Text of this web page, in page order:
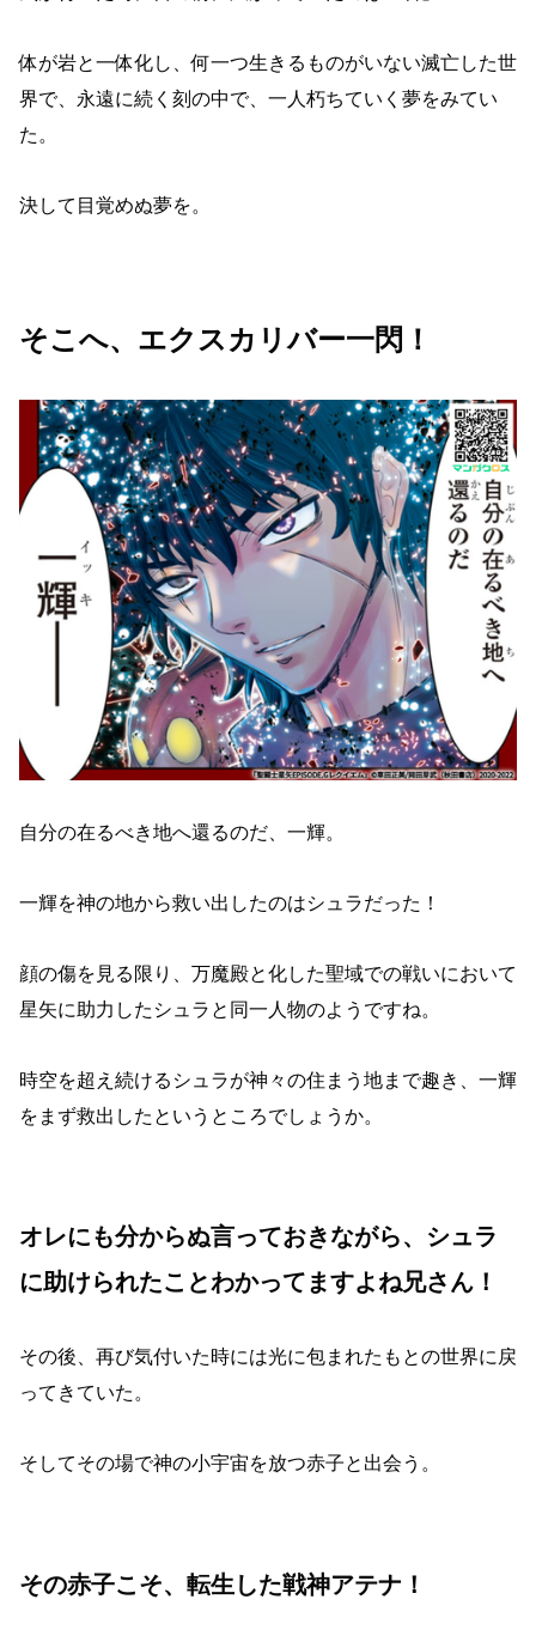
体が岩と一体化し、何一つ生きるものがいない滅亡した世
界で、永遠に続く刻の中で、一人朽ちていく夢をみてい
た。
決して目覚めぬ夢を。
そこへ、エクスカリバー一閃！
自分の在るべき地へ還るのだ、一輝。
一輝を神の地から救い出したのはシュラだった！
顔の傷を見る限り、万魔殿と化した聖域での戦いにおいて
星矢に助力したシュラと同一人物のようですね。
時空を超え続けるシュラが神々の住まう地まで趣き、一輝
をまず救出したというところでしょうか。
オレにも分からぬ言っておきながら、シュラ
に助けられたことわかってますよね兄さん！
その後、再び気付いた時には光に包まれたもとの世界に戻
ってきていた。
そしてその場で神の小宇宙を放つ赤子と出会う。
その赤子こそ、転生した戦神アテナ！